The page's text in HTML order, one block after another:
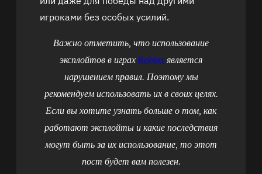
игроками без особых усилий.
Важно отметить, что использование
эксплойтов в играх Roblox является
нарушением правил. Поэтому мы
рекомендуем использовать их в своих целях.
Если вы хотите узнать больше о том, как
работают эксплойты и какие последствия
могут быть за их использование, то этот
пост будет вам полезен.